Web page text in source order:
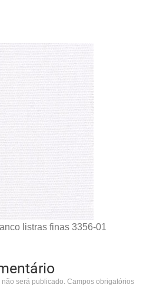
listras finas 3356-01
será publicado. Campos obrigatórios